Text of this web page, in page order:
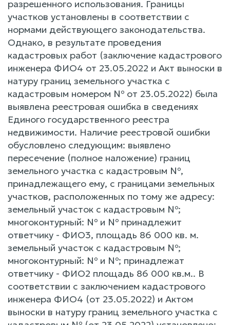
разрешенного использования. Границы
участков установлены в соответствии с
нормами действующего законодательства.
Однако, в результате проведения
кадастровых работ (заключение кадастрового
инженера ФИО4 от 23.05.2022 и Акт выноски в
натуру границ земельного участка с
кадастровым номером № от 23.05.2022) была
выявлена реестровая ошибка в сведениях
Единого государственного реестра
недвижимости. Наличие реестровой ошибки
обусловлено следующим: выявлено
пересечение (полное наложение) границ
земельного участка с кадастровым №,
принадлежащего ему, с границами земельных
участков, расположенных по тому же адресу:
земельный участок с кадастровым №;
многоконтурный: № и № принадлежит
ответчику - ФИО3, площадь 86 000 кв. м.
земельный участок с кадастровым №;
многоконтурный: № и №; принадлежат
ответчику - ФИО2 площадь 86 000 кв.м.. В
соответствии с заключением кадастрового
инженера ФИО4 (от 23.05.2022) и Актом
выноски в натуру границ земельного участка с